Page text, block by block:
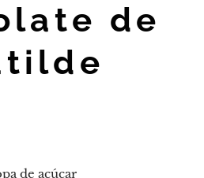
de
de açúcar